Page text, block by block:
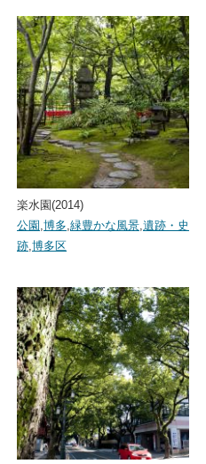
楽水園(2014)
公園 ,博多,緑豊かな風景,遺跡・史
跡,博多区